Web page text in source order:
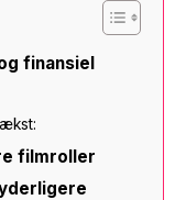
finansiel
filmroller